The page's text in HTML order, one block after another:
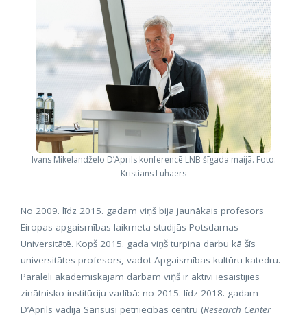
Ivans Mikelandželo D’Aprils konferencē LNB šīgada maijā. Foto:
Kristians Luhaers
No 2009. līdz 2015. gadam viņš bija jaunākais profesors
Eiropas apgaismības laikmeta studijās Potsdamas
Universitātē. Kopš 2015. gada viņš turpina darbu kā šīs
universitātes profesors, vadot Apgaismības kultūru katedru.
Paralēli akadēmiskajam darbam viņš ir aktīvi iesaistījies
zinātnisko institūciju vadībā: no 2015. līdz 2018. gadam
D’Aprils vadīja Sansusī pētniecības centru (Research Center